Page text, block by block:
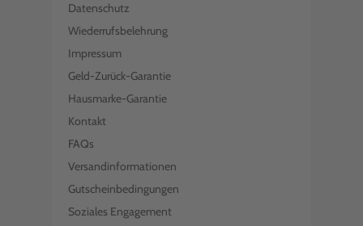
Datenschutz
Wiederrufsbelehrung
Impressum
Geld-Zurück-Garantie
Hausmarke-Garantie
Kontakt
FAQs
Versandinformationen
Gutscheinbedingungen
Soziales Engagement